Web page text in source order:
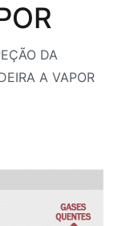
DA
A VAPOR